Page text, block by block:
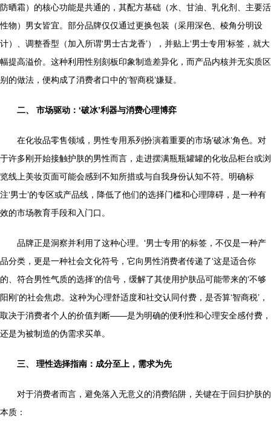
防晒霜）的核心功能是共通的，其配方基础（水、甘油、乳化剂、主要活
性物）男女皆宜。部分品牌仅仅通过更换包装（采用深色、棱角分明设
计）、调整香型（加入所谓‘男士古龙香’），并贴上‘男士专用’标签，就大
幅提高溢价。这种利用性别刻板印象制造差异化，而产品内核并无实质区
别的做法，便构成了消费者口中的‘智商税’嫌疑。
二、 市场驱动：‘破冰’利器与消费心理博弈
在化妆品零售领域，男性专用系列扮演着重要的市场‘破冰’角色。对
于许多刚开始接触护肤的男性而言，走进摆满瓶瓶罐罐的化妆品柜台或浏
览线上美妆页面可能会感到不知所措或与自我身份认知不符。明确标
注‘男士’的专区或产品线，降低了他们的选择门槛和心理障碍，是一种有
效的市场教育手段和入门口。
品牌正是洞察并利用了这种心理。‘男士专用’的标签，不仅是一种产
品分类，更是一种社会文化符号，它向男性消费者传递了‘这是适合你
的、符合男性气质的选择’的信号，缓解了其使用护肤品可能带来的‘不够
阳刚’的社会焦虑。这种为心理舒适度和社交认同付费，是否算‘智商税’，
取决于消费者个人的价值判断——是为明确的便利性和心理安全感付费，
还是为被制造的伪需求买单。
三、 理性选择指南：成分至上，需求为先
对于消费者而言，避免落入无意义的消费陷阱，关键在于回归护肤的
本质：